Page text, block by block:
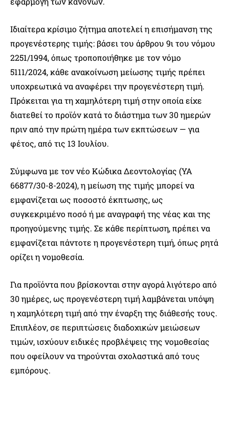
Ιδιαίτερα κρίσιμο ζήτημα αποτελεί η επισήμανση της
προγενέστερης τιμής: βάσει του άρθρου 9ι του νόμου
2251/1994, όπως τροποποιήθηκε με τον νόμο
5111/2024, κάθε ανακοίνωση μείωσης τιμής πρέπει
υποχρεωτικά να αναφέρει την προγενέστερη τιμή.
Πρόκειται για τη χαμηλότερη τιμή στην οποία είχε
διατεθεί το προϊόν κατά το διάστημα των 30 ημερών
πριν από την πρώτη ημέρα των εκπτώσεων — για
φέτος, από τις 13 Ιουλίου.
Σύμφωνα με τον νέο Κώδικα Δεοντολογίας (ΥΑ
66877/30-8-2024), η μείωση της τιμής μπορεί να
εμφανίζεται ως ποσοστό έκπτωσης, ως
συγκεκριμένο ποσό ή με αναγραφή της νέας και της
προηγούμενης τιμής. Σε κάθε περίπτωση, πρέπει να
εμφανίζεται πάντοτε η προγενέστερη τιμή, όπως ρητά
ορίζει η νομοθεσία.
Για προϊόντα που βρίσκονται στην αγορά λιγότερο από
30 ημέρες, ως προγενέστερη τιμή λαμβάνεται υπόψη
η χαμηλότερη τιμή από την έναρξη της διάθεσής τους.
Επιπλέον, σε περιπτώσεις διαδοχικών μειώσεων
τιμών, ισχύουν ειδικές προβλέψεις της νομοθεσίας
που οφείλουν να τηρούνται σχολαστικά από τους
εμπόρους.